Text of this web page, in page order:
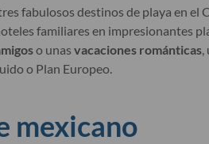
fabulosos destinos de playa en el
familiares en impresionantes
o unas vacaciones románticas,
o Plan Europeo.
mexicano